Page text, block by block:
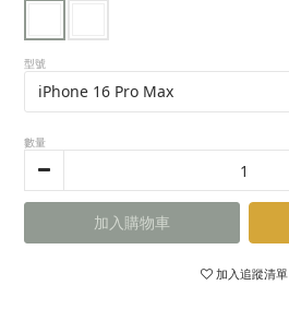
型號
數量
加入購物車
加入追蹤清單